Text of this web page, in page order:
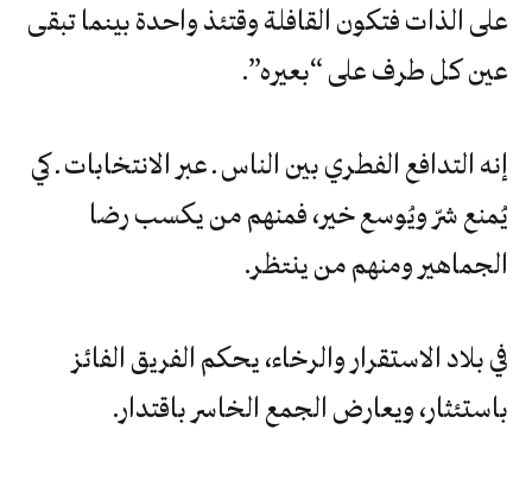
‬على‮ ‬الذات‮ ‬فتكون‮ ‬القافلة‮ ‬وقتئذ‮ ‬واحدة‮ ‬بينما‮ ‬تبقى‮
‬عين‮ ‬كل‮ ‬طرف‮ ‬على‮ “‬بعيره‮”.‬
إنه‮ ‬التدافع‮ ‬الفطري‮ ‬بين‮ ‬الناس‮ ‬ـ‮ ‬عبر‮ ‬الانتخابات‮ ‬ـ‮ ‬كي‮
‬يُمنع‮ ‬شرّ‮ ‬ويُوسع‮ ‬خير،‮ ‬فمنهم‮ ‬من‮ ‬يكسب‮ ‬رضا‮
‬الجماهير‮ ‬ومنهم‮ ‬من‮ ‬ينتظر‮.‬
في‮ ‬بلاد‮ ‬الاستقرار‮ ‬والرخاء،‮ ‬يحكم‮ ‬الفريق‮ ‬الفائز‮
‬باستئثار،‮ ‬ويعارض‮ ‬الجمع‮ ‬الخاسر‮ ‬باقتدار‮.‬